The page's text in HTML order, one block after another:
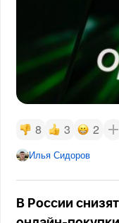
8 3 2
Илья Сидоров
В России